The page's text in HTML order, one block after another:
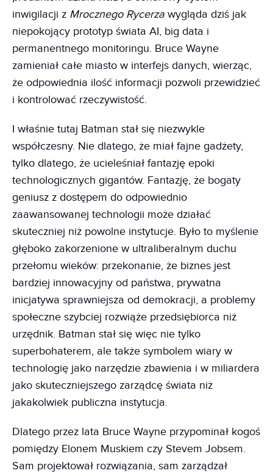
inwigilacji z Mrocznego Rycerza wygląda dziś jak
niepokojący prototyp świata AI, big data i
permanentnego monitoringu. Bruce Wayne
zamieniał całe miasto w interfejs danych, wierząc,
że odpowiednia ilość informacji pozwoli przewidzieć
i kontrolować rzeczywistość.
I właśnie tutaj Batman stał się niezwykle
współczesny. Nie dlatego, że miał fajne gadżety,
tylko dlatego, że ucieleśniał fantazję epoki
technologicznych gigantów. Fantazję, że bogaty
geniusz z dostępem do odpowiednio
zaawansowanej technologii może działać
skuteczniej niż powolne instytucje. Było to myślenie
głęboko zakorzenione w ultraliberalnym duchu
przełomu wieków: przekonanie, że biznes jest
bardziej innowacyjny od państwa, prywatna
inicjatywa sprawniejsza od demokracji, a problemy
społeczne szybciej rozwiąże przedsiębiorca niż
urzędnik. Batman stał się więc nie tylko
superbohaterem, ale także symbolem wiary w
technologię jako narzędzie zbawienia i w miliardera
jako skuteczniejszego zarządcę świata niż
jakakolwiek publiczna instytucja.
Dlatego przez lata Bruce Wayne przypominał kogoś
pomiędzy Elonem Muskiem czy Stevem Jobsem.
Sam projektował rozwiązania, sam zarządzał